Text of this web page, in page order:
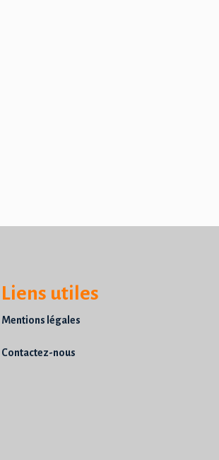
Liens utiles
Mentions légales
Contactez-nous